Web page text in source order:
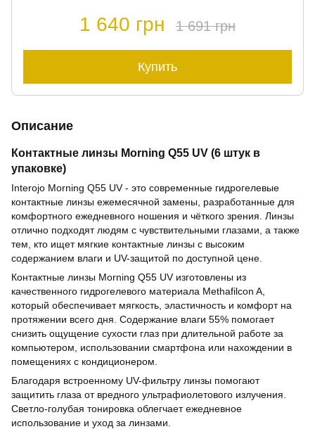
1 640 грн 1 691 грн
Купить
Описание
Контактные линзы Morning Q55 UV (6 штук в
упаковке)
Interojo Morning Q55 UV - это современные гидрогелевые
контактные линзы ежемесячной замены, разработанные для
комфортного ежедневного ношения и чёткого зрения. Линзы
отлично подходят людям с чувствительными глазами, а также
тем, кто ищет мягкие контактные линзы с высоким
содержанием влаги и UV-защитой по доступной цене.
Контактные линзы Morning Q55 UV изготовлены из
качественного гидрогелевого материала Methafilcon A,
который обеспечивает мягкость, эластичность и комфорт на
протяжении всего дня. Содержание влаги 55% помогает
снизить ощущение сухости глаз при длительной работе за
компьютером, использовании смартфона или нахождении в
помещениях с кондиционером.
Благодаря встроенному UV-фильтру линзы помогают
защитить глаза от вредного ультрафиолетового излучения.
Светло-голубая тонировка облегчает ежедневное
использование и уход за линзами.